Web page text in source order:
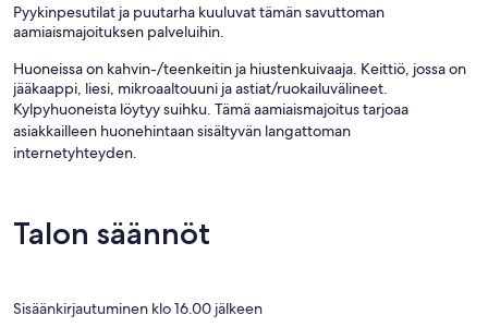
Pyykinpesutilat ja puutarha kuuluvat tämän savuttoman
aamiaismajoituksen palveluihin.
Huoneissa on kahvin-/teenkeitin ja hiustenkuivaaja. Keittiö, jossa on
jääkaappi, liesi, mikroaaltouuni ja astiat/ruokailuvälineet.
Kylpyhuoneista löytyy suihku. Tämä aamiaismajoitus tarjoaa
asiakkailleen huonehintaan sisältyvän langattoman
internetyhteyden.
Talon säännöt
Sisäänkirjautuminen klo 16.00 jälkeen